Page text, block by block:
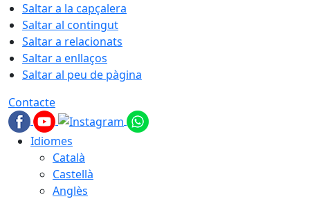
Saltar a la capçalera
Saltar al contingut
Saltar a relacionats
Saltar a enllaços
Saltar al peu de pàgina
Contacte
Idiomes
Català
Castellà
Anglès